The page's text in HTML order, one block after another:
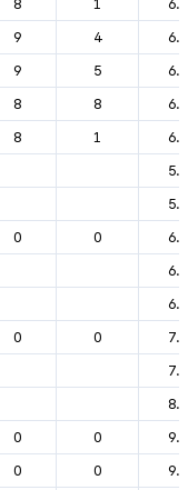
8 1
6.6
9 4
6.8
9 5
6.6
8 8
6.9
8 1
6.1
5.9
5.7
0 0
6.1
6.4
6.9
0 0
7.2
7.9
8.4
0 0
9.0
0 0
9.9